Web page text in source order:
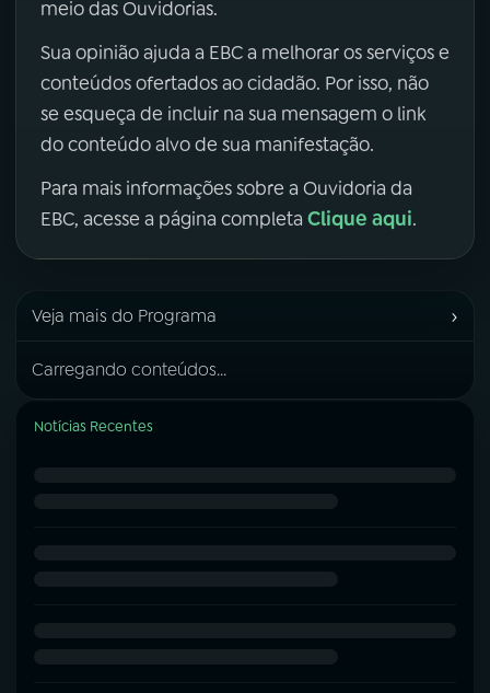
meio das Ouvidorias.
Sua opinião ajuda a EBC a melhorar os serviços e
conteúdos ofertados ao cidadão. Por isso, não
se esqueça de incluir na sua mensagem o link
do conteúdo alvo de sua manifestação.
Para mais informações sobre a Ouvidoria da
EBC, acesse a página completa Clique aqui.
Veja mais do Programa ›
Carregando conteúdos...
Notícias Recentes